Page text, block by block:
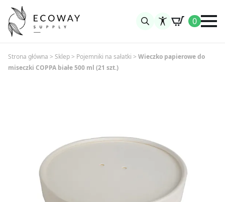
0
Strona główna > Sklep> Pojemniki na sałatki > Wieczko papierowe do
miseczki COPPA białe 500 ml (21 szt.)